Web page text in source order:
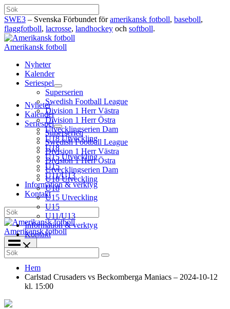
Hoppa
till
innehåll
Sök
SWE3 – Svenska Förbundet föramerikansk fotboll, baseboll,
flaggfotboll, lacrosse, landhockey och softboll.
Amerikansk fotboll
Nyheter
Kalender
Seriespel
Superserien
Swedish Football League
Division 1 Herr Västra
Division 1 Herr Östra
Utvecklingserien Dam
U18 Utveckling
U18
U15 Utveckling
U15
U11/U13
Information & verktyg
Kontakt
Sök
Amerikansk fotboll
Nyheter
Kalender
Seriespel
Superserien
Swedish Football League
Division 1 Herr Västra
Division 1 Herr Östra
Utvecklingserien Dam
U18 Utveckling
U18
U15 Utveckling
U15
U11/U13
Information & verktyg
Kontakt
Search
for:
Hem
Carlstad Crusaders vs Beckomberga Maniacs – 2024-10-12
kl. 15:00